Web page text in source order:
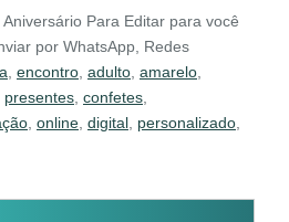
Para Editar para você
por WhatsApp, Redes
encontro adulto amarelo
presentes confetes
online digital personalizado